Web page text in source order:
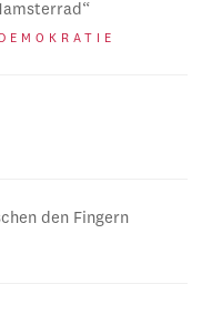
den Fingern